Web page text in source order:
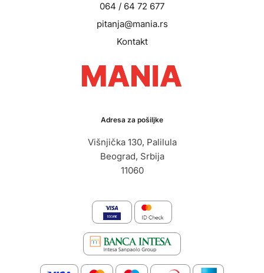
064 / 64 72 677
pitanja@mania.rs
Kontakt
Adresa za pošiljke
Višnjička 130, Palilula
Beograd, Srbija
11060